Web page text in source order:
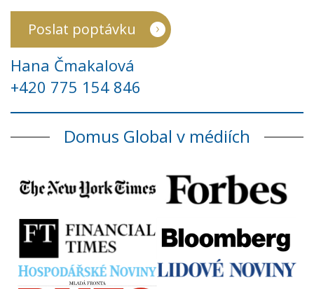
Poslat poptávku
Hana Čmakalová
+420 775 154 846
Domus Global v médiích